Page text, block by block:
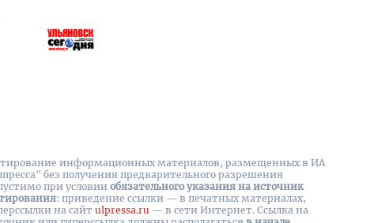
информационных материалов, размещенных в ИА
без получения предварительного разрешения
при условии обязательного указания на источник
: приведение ссылки — в печатных материалах,
на cайт ulpressa.ru — в сети Интернет. Ссылка на